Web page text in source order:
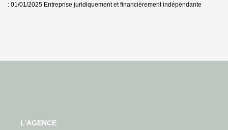
: 01/01/2025 Entreprise juridiquement et financièrement indépendante
L'AGENCE